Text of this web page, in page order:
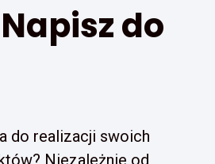
do
do realizacji swoich
Niezależnie od